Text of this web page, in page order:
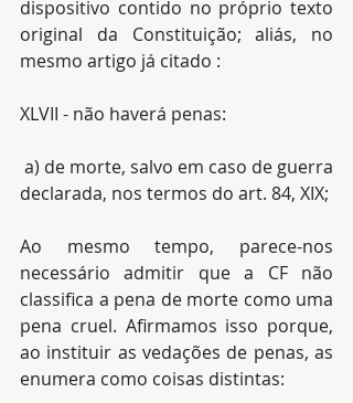
dispositivo contido no próprio texto
original da Constituição; aliás, no
mesmo artigo já citado :
XLVII - não haverá penas:
declarada, nos termos do art. 84, XIX;
Ao mesmo tempo, parece-nos
necessário admitir que a CF não
classifica a pena de morte como uma
pena cruel. Afirmamos isso porque,
ao instituir as vedações de penas, as
enumera como coisas distintas: